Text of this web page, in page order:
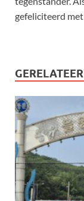
gefeliciteerd